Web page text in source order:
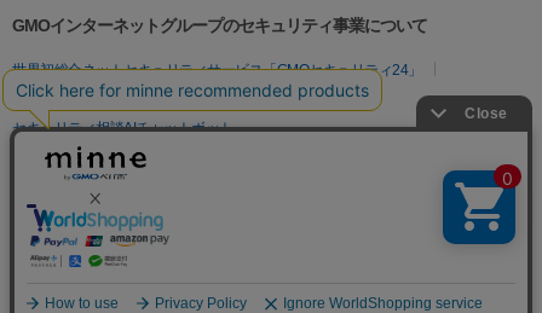
GMOインターネットグループのセキュリティ事業について
世界初総合ネットセキュリティサービス「GMOセキュリティ24」
パスワード漏洩診断
Webサイトリスク診断
セキュリティ相談AIチャットボット
実在証明・盗聴対策
サイバー攻撃対策（GMO Flatt Security）
セキュリティ事業の軌跡